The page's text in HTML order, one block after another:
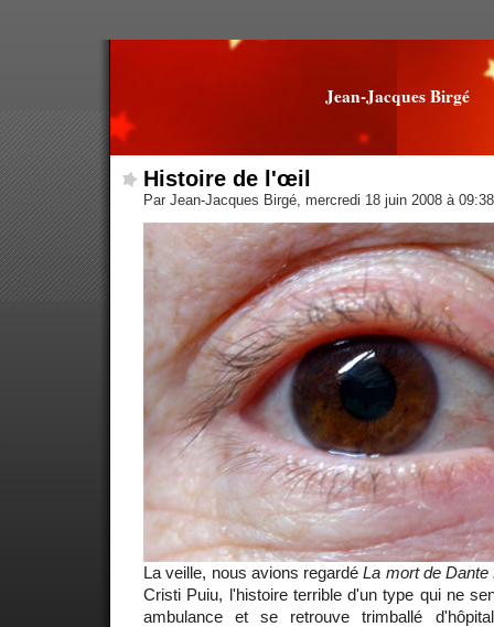
Jean-Jacques Birgé
Histoire de l'œil
Par Jean-Jacques Birgé, mercredi 18 juin 2008 à
La veille, nous avions regardéLa mort de
Cristi Puiu, l'histoire terrible d'un type qui ne
ambulance et se retrouve trimballé